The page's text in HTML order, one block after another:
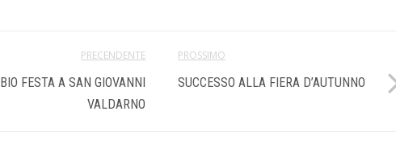
PRECENDENTE
BIO FESTA A SAN GIOVANNI
VALDARNO
PROSSIMO
SUCCESSO ALLA FIERA D’AUTUNNO